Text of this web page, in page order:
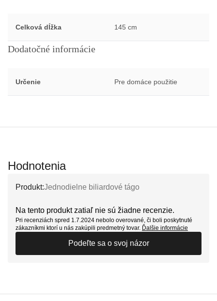
Celková dĺžka 145 cm
Dodatočné informácie
Určenie Pre domáce použitie
Hodnotenia
Produkt:Jednodielne biliardové tágo
Na tento produkt zatiaľ nie sú žiadne recenzie.
Pri recenziách spred 1.7.2024 nebolo overované, či boli poskytnuté
zákazníkmi ktorí u nás zakúpili predmetný tovar. Ďalšie informácie
Podeľte sa o svoj názor